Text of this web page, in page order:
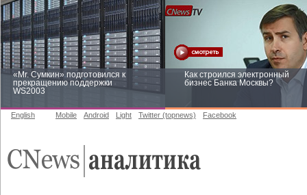
«Mr. Сумкин» подготовился к
прекращению поддержки
WS2003
Как строился электронный
бизнес Банка Москвы?
English Mobile Android Light Twitter (topnews) Facebook